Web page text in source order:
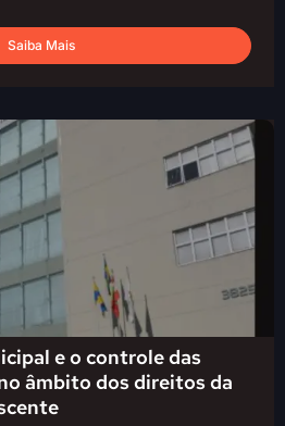
Saiba Mais
e o controle das
âmbito dos direitos da